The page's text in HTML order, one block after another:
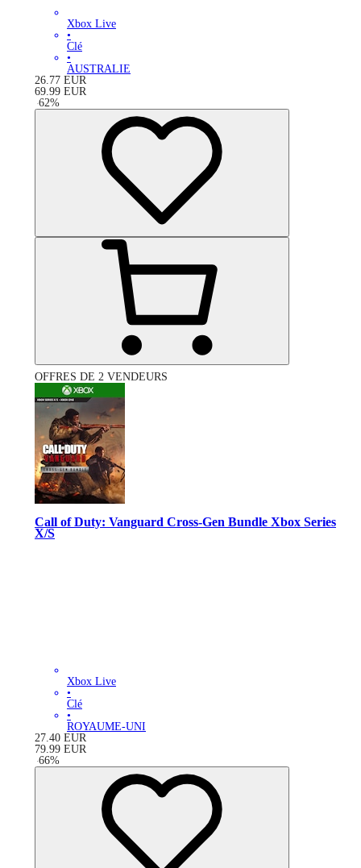
Xbox Live
•
Clé
•
AUSTRALIE
26.77 EUR
69.99 EUR
-62%
OFFRES DE 2 VENDEURS
Call of Duty: Vanguard Cross-Gen Bundle Xbox Series
X/S
Xbox Live
•
Clé
•
ROYAUME-UNI
27.40 EUR
79.99 EUR
-66%